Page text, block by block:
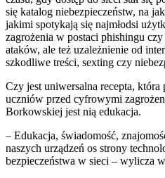
się katalog niebezpieczeństw, na
jakimi spotykają się najmłodsi
zagrożenia w postaci phishingu
ataków, ale też uzależnienie od
szkodliwe treści, sexting czy
Czy jest uniwersalna recepta,
uczniów przed cyfrowymi
Borkowskiej jest nią edukacja.
– Edukacja, świadomość,
naszych urządzeń os strony
bezpieczeństwa w sieci – wylicza